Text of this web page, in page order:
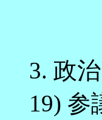
3. 政
19) 参